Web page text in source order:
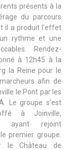
présents à la
du parcours
il a produit l’effet
rythme et une
Rendez-
à 12h45 à la
la Reine pour le
afin de
le Pont par les
Le groupe s’est
à Joinville,
ayant rejoint
premier groupe.
le Château de